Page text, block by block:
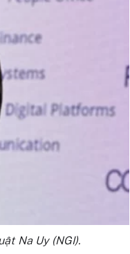
Na Uy (NGI).